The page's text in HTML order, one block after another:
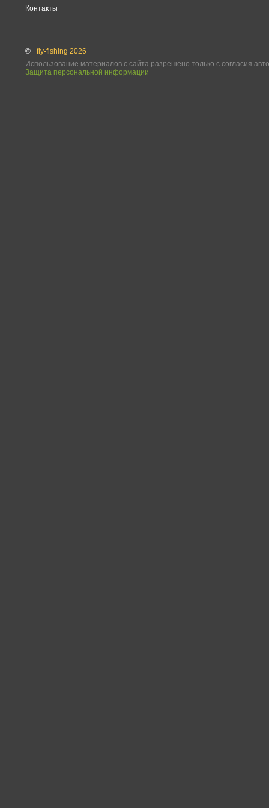
Контакты
©
fly-fishing 2026
Использование материалов с сайта разрешено только с согласия
Защита персональной информации